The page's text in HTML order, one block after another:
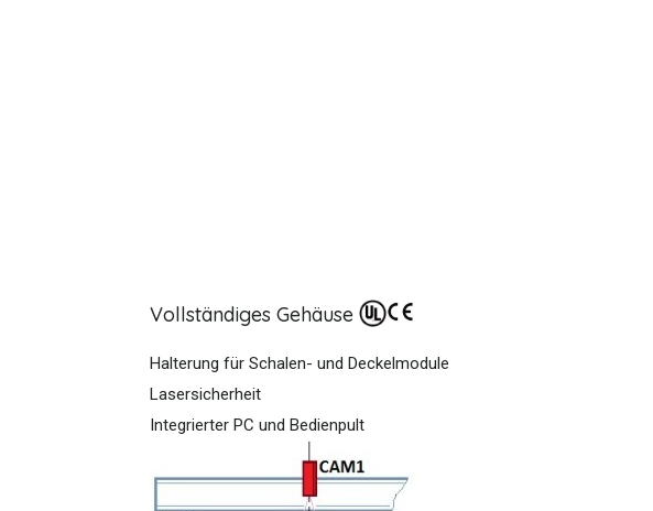
Vollständiges Gehäuse
Halterung für Schalen- und Deckelmodule
Lasersicherheit
Integrierter PC und Bedienpult